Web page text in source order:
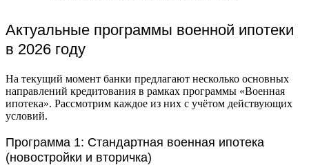
Актуальные программы военной ипотеки
в 2026 году
На текущий момент банки предлагают несколько основных
направлений кредитования в рамках программы «Военная
ипотека». Рассмотрим каждое из них с учётом действующих
условий.
Программа 1: Стандартная военная ипотека
(новостройки и вторичка)